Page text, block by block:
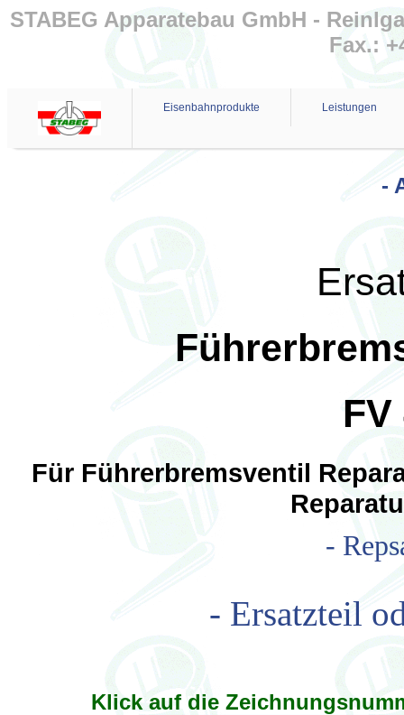
STABEG Apparatebau GmbH -
Fax.:
Eisenbahnprodukte Leistungen
-
FV
Für Führerbremsventil
-
- Ersatzteil
Klick auf die